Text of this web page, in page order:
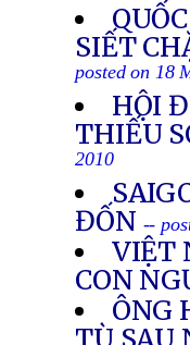
SIẾT
posted on 18
HỘI
THIẾU
2010
ĐỐN --
VIỆT
CON
ÔNG